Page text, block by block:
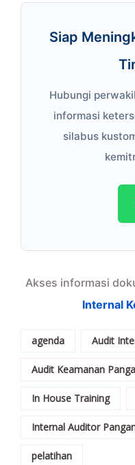
Siap
Hubungi
informasi
silabus
Akses informasi
Internal
agenda Audit
Audit Keamanan
In House Training
Internal Auditor
pelatihan